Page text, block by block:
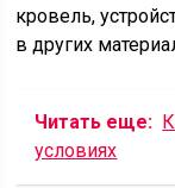
кровель,
в других
Читать еще:
условиях